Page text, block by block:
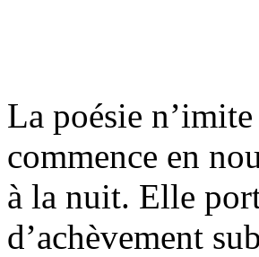
La poésie
commence en
à la nuit. Elle
d’achèvement